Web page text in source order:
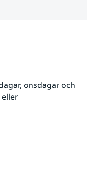
onsdagar och
eller